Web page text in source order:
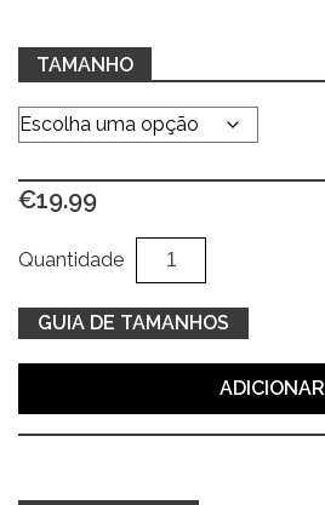
TAMANHO
€19.99
Quantidade
Quantidade
de
Hoodie
azul
c/
emblema
GUIA DE TAMANHOS
ADICIONAR